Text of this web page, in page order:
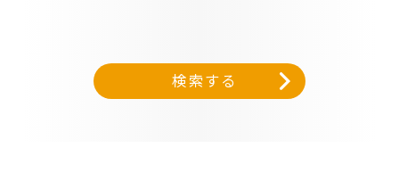
検索する